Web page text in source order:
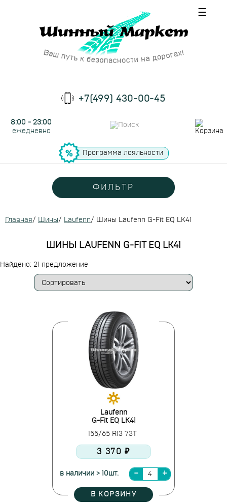
☰
+7(499) 430-00-45
8:00 - 23:00
ежедневно
Программа лояльности
ФИЛЬТР
Главная/ Шины/ Laufenn/ Шины Laufenn G-Fit EQ LK41
ШИНЫ LAUFENN G-FIT EQ LK41
Найдено: 21 предложение
Laufenn
G-Fit EQ LK41
155/65 R13 73T
3 370 ₽
в наличии > 10шт.
В КОРЗИНУ